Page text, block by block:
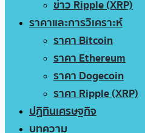
ข่าว Ripple (XRP)
ราคาและการวิเคราะห์
ราคา Bitcoin
ราคา Ethereum
ราคา Dogecoin
ราคา Ripple (XRP)
ปฏิทินเศรษฐกิจ
บทความ